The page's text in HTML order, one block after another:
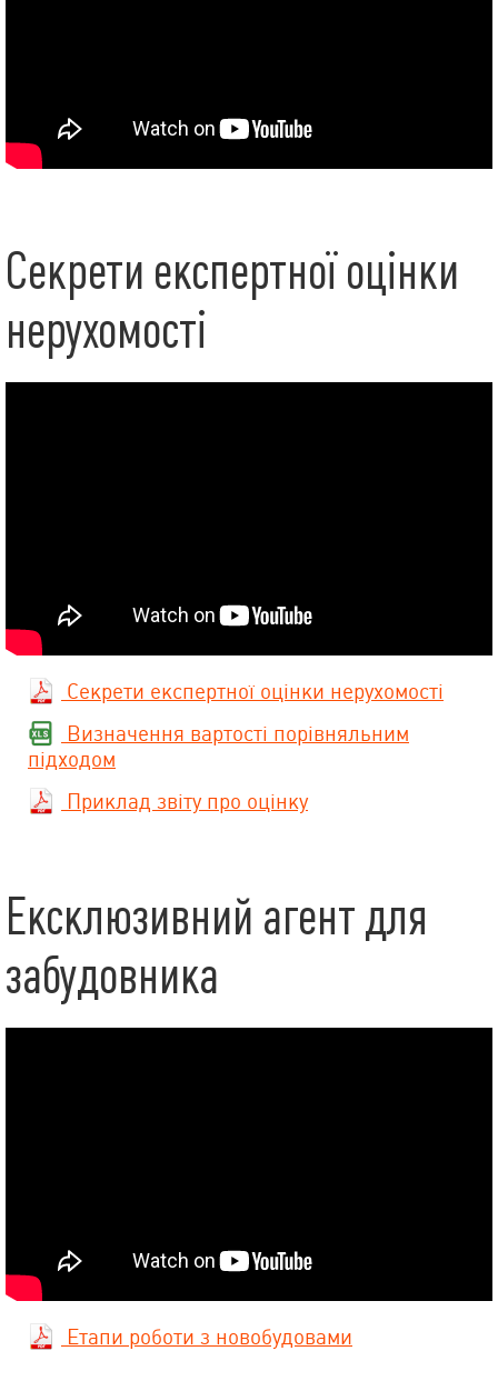
Секрети експертної оцінки
нерухомості
Секрети експертної оцінки нерухомості
Визначення вартості порівняльним
підходом
Приклад звіту про оцінку
Ексклюзивний агент для
забудовника
Етапи роботи з новобудовами